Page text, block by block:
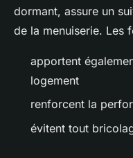
dormant, assure un
de la menuiserie. Les
apportent
logement
renforcent la
évitent tout